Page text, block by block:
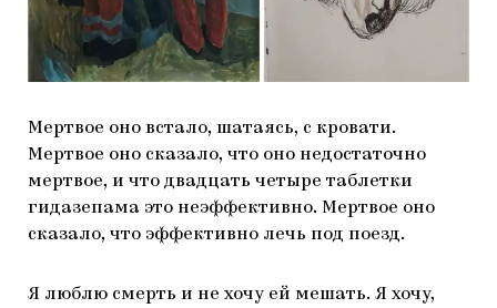
Мертвое оно встало, шатаясь, с кровати.
Мертвое оно сказало, что оно недостаточно
мертвое, и что двадцать четыре таблетки
гидазепама это неэффективно. Мертвое оно
сказало, что эффективно лечь под поезд.
Я люблю смерть и не хочу ей мешать. Я хочу,